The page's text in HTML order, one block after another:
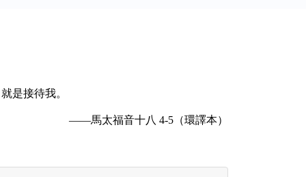
是接待我。
——馬太福音十八 4-5（環譯本）